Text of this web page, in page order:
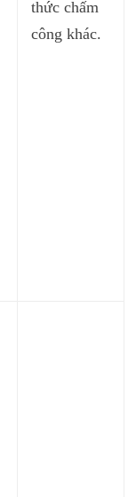
thức chấm
công khác.